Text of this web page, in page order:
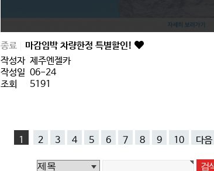
종료
마감임박 차량한정 특별할인!
작성자 제주엔젤카
작성일 06-24
조회
5191
1 2 3 4 5 6 7 8 9 10 다음